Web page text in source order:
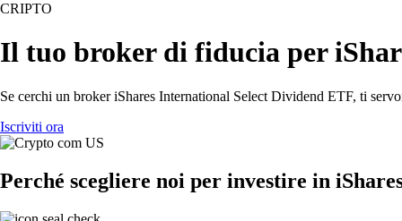
CRIPTO
Il tuo broker di fiducia per
Se cerchi un broker iShares International Select Dividend ETF, ti
Iscriviti ora
Perché scegliere noi per investire in